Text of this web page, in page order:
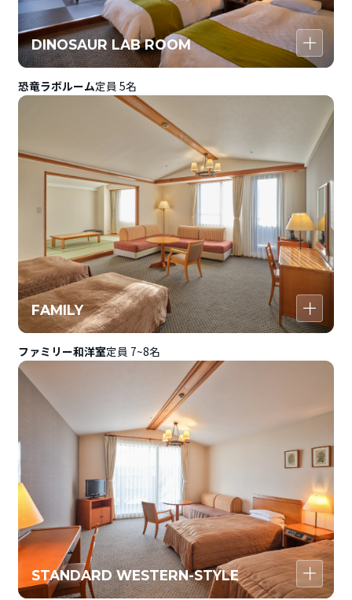
DINOSAUR LAB ROOM
恐竜ラボルーム定員 5名
FAMILY
ファミリー和洋室定員 7~8名
STANDARD WESTERN-STYLE